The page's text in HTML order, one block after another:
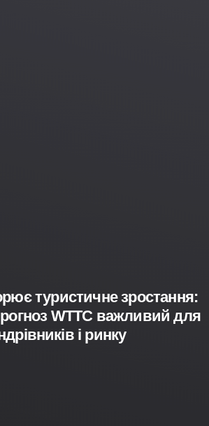
туристичне зростання:
WTTC важливий для
і ринку